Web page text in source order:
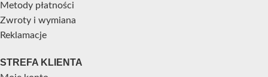
Metody płatności
Zwroty i wymiana
Reklamacje
STREFA KLIENTA